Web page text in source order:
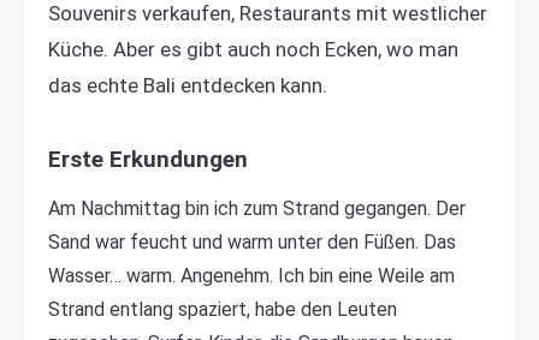
Souvenirs verkaufen, Restaurants mit westlicher
Küche. Aber es gibt auch noch Ecken, wo man
das echte Bali entdecken kann.
Erste Erkundungen
Am Nachmittag bin ich zum Strand gegangen. Der
Sand war feucht und warm unter den Füßen. Das
Wasser… warm. Angenehm. Ich bin eine Weile am
Strand entlang spaziert, habe den Leuten